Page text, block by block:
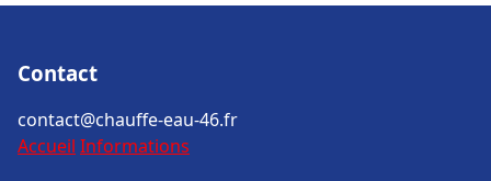
Contact
contact@chauffe-eau-46.fr
Accueil Informations